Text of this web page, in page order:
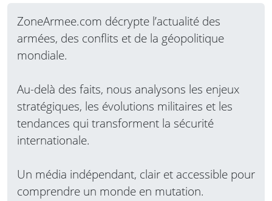
ZoneArmee.com décrypte l’actualité des
armées, des conflits et de la géopolitique
mondiale.
Au-delà des faits, nous analysons les enjeux
stratégiques, les évolutions militaires et les
tendances qui transforment la sécurité
internationale.
Un média indépendant, clair et accessible pour
comprendre un monde en mutation.